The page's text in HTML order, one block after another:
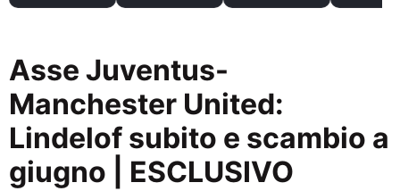
Asse Juventus-
Manchester United:
Lindelof subito e scambio a
giugno | ESCLUSIVO